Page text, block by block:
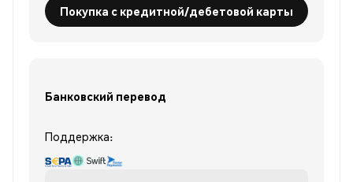
Покупка с кредитной/дебетовой карты
Банковский перевод
Поддержка: